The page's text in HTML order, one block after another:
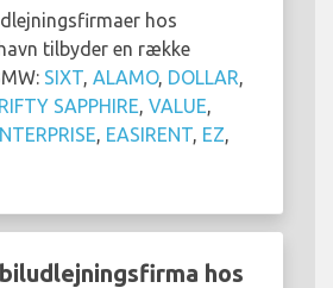
hos
tilbyder en række
SIXT ALAMO, DOLLAR
SAPPHIRE VALUE
EASIRENT EZ
hos